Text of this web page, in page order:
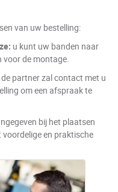
van uw bestelling:
u kunt uw banden naar
de montage.
de partner zal contact met u
om een afspraak te
bij het plaatsen
en praktische